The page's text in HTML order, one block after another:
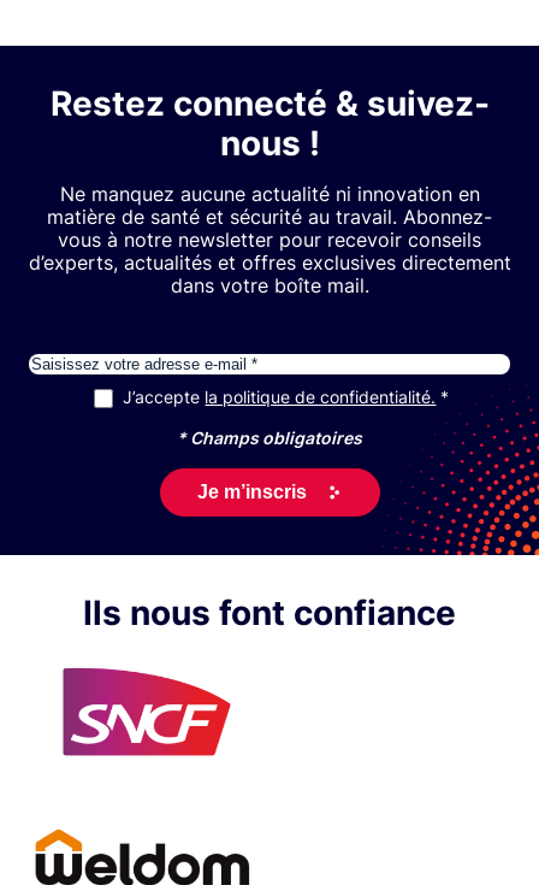
Restez connecté & suivez-
nous !
Ne manquez aucune actualité ni innovation en
matière de santé et sécurité au travail. Abonnez-
vous à notre newsletter pour recevoir conseils
d’experts, actualités et offres exclusives directement
dans votre boîte mail.
RGPD
J’accepte la politique de confidentialité. *
* Champs obligatoires
Ils nous font confiance